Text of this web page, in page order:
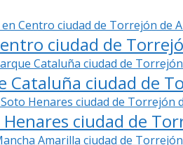
ciudad de
Cataluña ciudad de
ciudad de